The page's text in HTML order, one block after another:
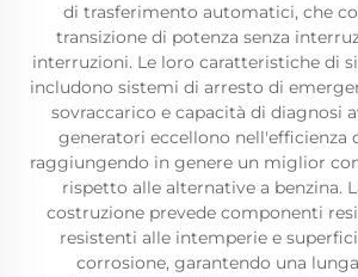
di trasferimento automatici, che
transizione di potenza senza
interruzioni. Le loro caratteristiche di
includono sistemi di arresto di
sovraccarico e capacità di diagnosi
generatori eccellono nell'efficienza
raggiungendo in genere un miglior
rispetto alle alternative a benzina.
costruzione prevede componenti
resistenti alle intemperie e
corrosione, garantendo una